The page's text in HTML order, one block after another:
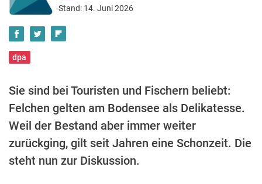
Stand: 14. Juni 2026
dpa
Sie sind bei Touristen und Fischern beliebt:
Felchen gelten am Bodensee als Delikatesse.
Weil der Bestand aber immer weiter
zurückging, gilt seit Jahren eine Schonzeit. Die
steht nun zur Diskussion.